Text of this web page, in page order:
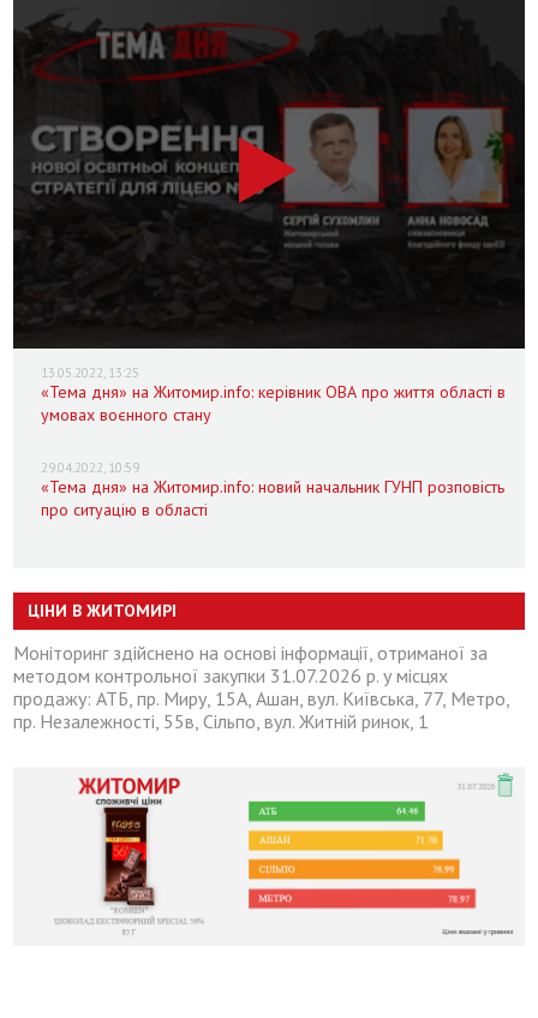
13.05.2022, 13:25
«Тема дня» на Житомир.info: керівник ОВА про життя області в
умовах воєнного стану
29.04.2022, 10:59
«Тема дня» на Житомир.info: новий начальник ГУНП розповість
про ситуацію в області
ЦІНИ В ЖИТОМИРІ
Моніторинг здійснено на основі інформації, отриманої за
методом контрольної закупки 31.07.2026 р. у місцях
продажу: АТБ, пр. Миру, 15А, Ашан, вул. Київська, 77, Метро,
пр. Незалежності, 55в, Сільпо, вул. Житній ринок, 1